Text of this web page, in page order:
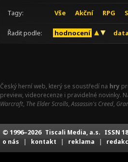
Tagy: Vše Akční RPG
Řadit podle: hodnocení
Český herní web, který se soustředí na hry
preview, videorecenze i pravidelné novinky.
Warcraft, The Elder Scrolls,Assassin's Creed,
© 1996–2026 Tiscali Media, a.s. ISSN
o nás | kontakt | reklama |